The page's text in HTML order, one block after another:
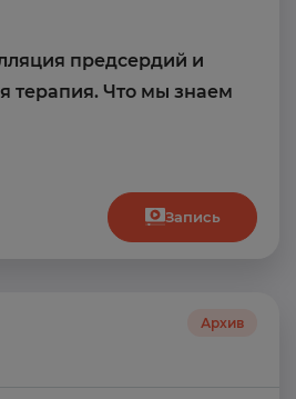
предсердий и
терапия. Что мы знаем
Запись
Архив